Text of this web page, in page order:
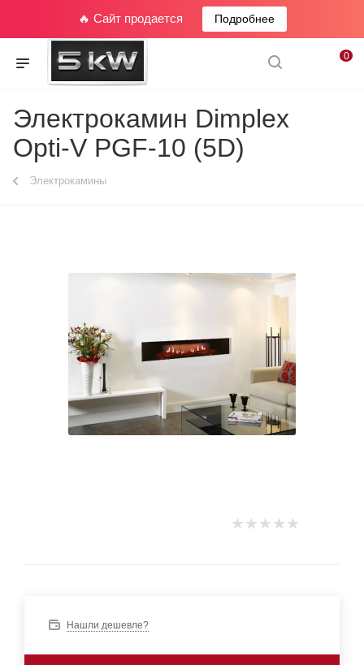
🔥 Сайт продается Подробнее
0
Электрокамин Dimplex
Opti-V PGF-10 (5D)
Электрокамины
Нашли дешевле?